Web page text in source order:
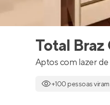
Total Braz
Aptos com lazer
+100 pessoas